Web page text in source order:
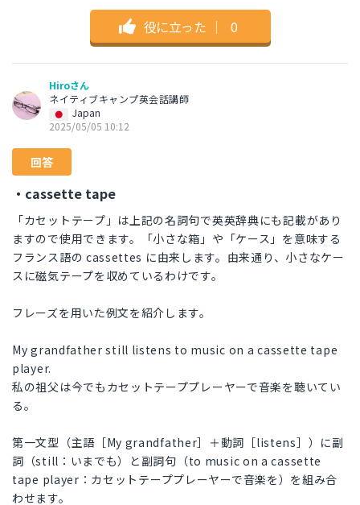
役に立った ｜ 0
Hiroさん
ネイティブキャンプ英会話講師
Japan
2025/05/05 10:12
回答
・cassette tape
「カセットテープ」は上記の名詞句で英英辞典にも記載があり
ますので使用できます。「小さな箱」や「ケース」を意味する
フランス語の cassettes に由来します。由来通り、小さなケー
スに磁気テープを収めているわけです。
フレーズを用いた例文を紹介します。
My grandfather still listens to music on a cassette tape
player.
私の祖父は今でもカセットテーププレーヤーで音楽を聴いてい
る。
第一文型（主語［My grandfather］＋動詞［listens］）に副
詞（still：いまでも）と副詞句（to music on a cassette
tape player：カセットテーププレーヤーで音楽を）を組み合
わせます。